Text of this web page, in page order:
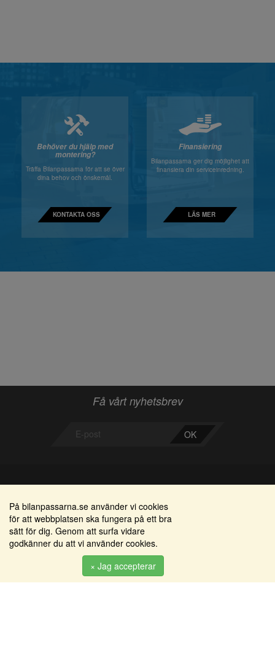
Behöver du hjälp med
montering?
Träffa Bilanpassarna för att se över
dina behov och önskemål.
KONTAKTA OSS
Finansiering
Bilanpassarna ger dig möjlighet att
finansiera din serviceinredning.
LÄS MER
Få vårt nyhetsbrev
OK
Bilanpassarna
Smedjegatan 22
352 46 Växjö
info@bilanpassarna.se
Områden
Alkomätare / alkolås
Elprodukter
Serviceinredningar
Tillbehörs artiklar
På bilanpassarna.se använder vi cookies
för att webbplatsen ska fungera på ett bra
sätt för dig. Genom att surfa vidare
godkänner du att vi använder cookies.
× Jag accepterar